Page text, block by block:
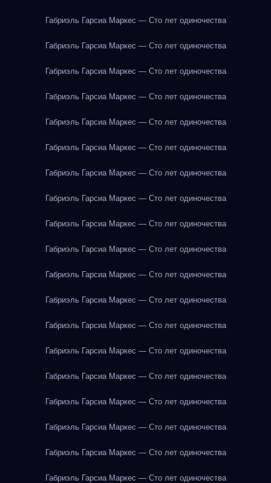
Габриэль Гарсиа Маркес — Сто лет одиночества
Габриэль Гарсиа Маркес — Сто лет одиночества
Габриэль Гарсиа Маркес — Сто лет одиночества
Габриэль Гарсиа Маркес — Сто лет одиночества
Габриэль Гарсиа Маркес — Сто лет одиночества
Габриэль Гарсиа Маркес — Сто лет одиночества
Габриэль Гарсиа Маркес — Сто лет одиночества
Габриэль Гарсиа Маркес — Сто лет одиночества
Габриэль Гарсиа Маркес — Сто лет одиночества
Габриэль Гарсиа Маркес — Сто лет одиночества
Габриэль Гарсиа Маркес — Сто лет одиночества
Габриэль Гарсиа Маркес — Сто лет одиночества
Габриэль Гарсиа Маркес — Сто лет одиночества
Габриэль Гарсиа Маркес — Сто лет одиночества
Габриэль Гарсиа Маркес — Сто лет одиночества
Габриэль Гарсиа Маркес — Сто лет одиночества
Габриэль Гарсиа Маркес — Сто лет одиночества
Габриэль Гарсиа Маркес — Сто лет одиночества
Габриэль Гарсиа Маркес — Сто лет одиночества